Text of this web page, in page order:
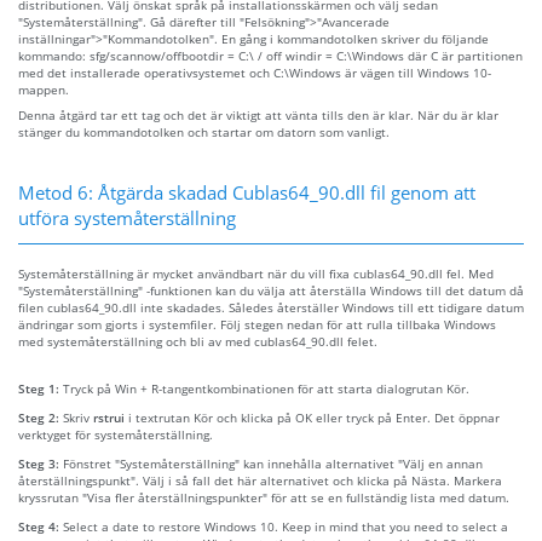
distributionen. Välj önskat språk på installationsskärmen och välj sedan
"Systemåterställning". Gå därefter till "Felsökning">"Avancerade
inställningar">"Kommandotolken". En gång i kommandotolken skriver du följande
kommando: sfg/scannow/offbootdir = C:\ / off windir = C:\Windows där C är partitionen
med det installerade operativsystemet och C:\Windows är vägen till Windows 10-
mappen.
Denna åtgärd tar ett tag och det är viktigt att vänta tills den är klar. När du är klar
stänger du kommandotolken och startar om datorn som vanligt.
Metod 6: Åtgärda skadad Cublas64_90.dll fil genom att
utföra systemåterställning
Systemåterställning är mycket användbart när du vill fixa cublas64_90.dll fel. Med
"Systemåterställning" -funktionen kan du välja att återställa Windows till det datum då
filen cublas64_90.dll inte skadades. Således återställer Windows till ett tidigare datum
ändringar som gjorts i systemfiler. Följ stegen nedan för att rulla tillbaka Windows
med systemåterställning och bli av med cublas64_90.dll felet.
Steg 1: Tryck på Win + R-tangentkombinationen för att starta dialogrutan Kör.
Steg 2: Skriv rstrui i textrutan Kör och klicka på OK eller tryck på Enter. Det öppnar
verktyget för systemåterställning.
Steg 3: Fönstret "Systemåterställning" kan innehålla alternativet "Välj en annan
återställningspunkt". Välj i så fall det här alternativet och klicka på Nästa. Markera
kryssrutan "Visa fler återställningspunkter" för att se en fullständig lista med datum.
Steg 4: Select a date to restore Windows 10. Keep in mind that you need to select a